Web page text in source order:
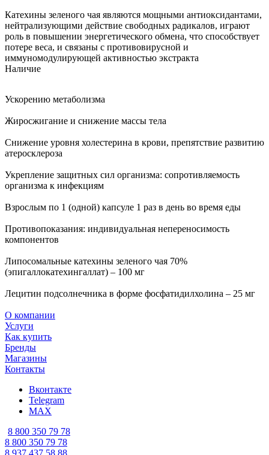
Катехины зеленого чая являются мощными антиоксидантами,
нейтрализующими действие свободных радикалов, играют
роль в повышении энергетического обмена, что способствует
потере веса, и связаны с противовирусной и
иммуномодулирующей активностью экстракта
Наличие
Ускорению метаболизма
Жиросжигание и снижение массы тела
Снижение уровня холестерина в крови, препятствие развитию
атеросклероза
Укрепление защитных сил организма: сопротивляемость
организма к инфекциям
Взрослым по 1 (одной) капсуле 1 раз в день во время еды
Противопоказания: индивидуальная непереносимость
компонентов
Липосомальные катехины зеленого чая 70%
(эпигаллокатехингаллат) – 100 мг
Лецитин подсолнечника в форме фосфатидилхолина – 25 мг
О компании
Услуги
Как купить
Бренды
Магазины
Контакты
Вконтакте
Telegram
MAX
8 800 350 79 78
8 800 350 79 78